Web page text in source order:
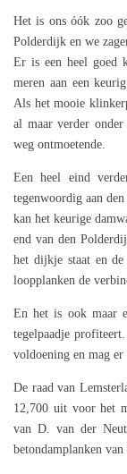
Het is ons óók zoo
Polderdijk en we
Er is een heel goed
meren aan een
Als het mooie
al maar verder
weg ontmoetende.
Een heel eind
tegenwoordig aan
kan het keurige
end van den
het dijkje staat en
loopplanken de
En het is ook maar
tegelpaadje
voldoening en mag
De raad van
12,700 uit voor het
van D. van der
betondamplanken